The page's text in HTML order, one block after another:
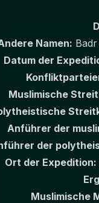
Namen:
Datum der
Muslimische
Anführer der
der
Ort der Expedition:
Muslimische